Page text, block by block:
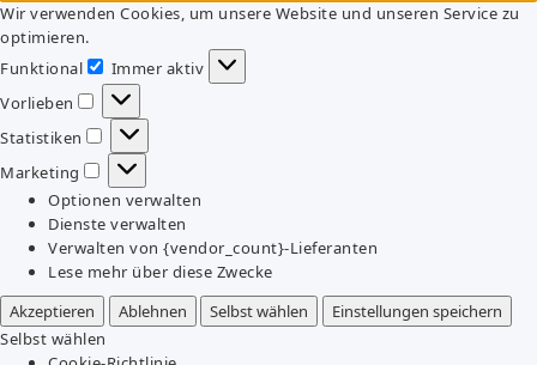
Wir verwenden Cookies, um unsere Website und unseren Service zu
optimieren.
Funktional
Funktional
Immer aktiv
Vorlieben
Vorlieben
Statistiken
Statistiken
Marketing
Marketing
Optionen verwalten
Dienste verwalten
Verwalten von {vendor_count}-Lieferanten
Lese mehr über diese Zwecke
Akzeptieren
Ablehnen Selbst wählen
Einstellungen speichern
Selbst wählen